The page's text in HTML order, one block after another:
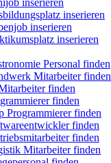
inserieren
inserieren
inserieren
inserieren
Personal finden
Mitarbeiter finden
finden
finden
Programmierer finden
finden
finden
Mitarbeiter finden